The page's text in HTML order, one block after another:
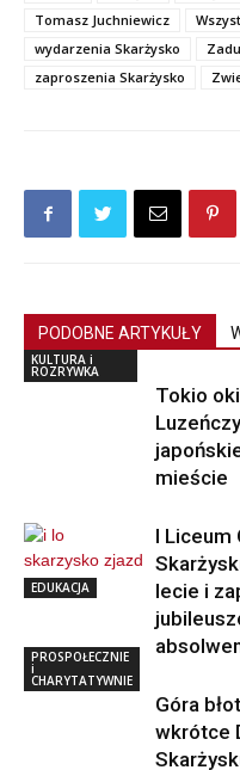
Tomasz Juchniewicz
wydarzenia Skarżysko
zaproszenia Skarżysko
PODOBNE ARTYKUŁY
KULTURA i
ROZRYWKA
Tokio
mieście
EDUKACJA
I Liceum
lecie i
PROSPOŁECZNIE
i
CHARYTATYWNIE
Góra
wkrótce